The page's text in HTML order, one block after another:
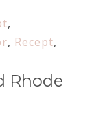
,
, Recept,
Rhode